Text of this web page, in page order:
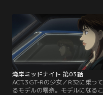
の車にすっかり魅せられたアキ
仲間の反対を押し切り修理を依
る。そして、再び走り出す「悪魔
Z」。【提供：バンダイチャンネ
ル】
湾岸ミッドナイト 第03話
ACT.3 GT-Rの少女／R32に乗っ
るモデルの零奈。モデルになる